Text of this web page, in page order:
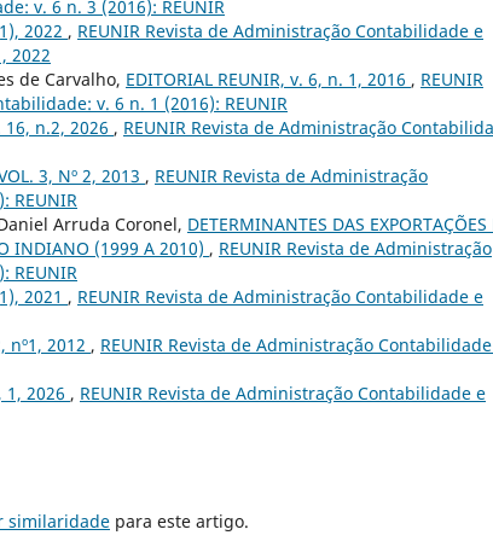
v. 6 n. 3 (2016): REUNIR
2022 , REUNIR Revista de Administração Contabilidade e
2022
de Carvalho, EDITORIAL REUNIR, v. 6, n. 1, 2016 , REUNIR
v. 6 n. 1 (2016): REUNIR
n.2, 2026 , REUNIR Revista de Administração
3, Nº 2, 2013 , REUNIR Revista de Administração
REUNIR
Arruda Coronel, DETERMINANTES DAS EXPORTAÇÕES
INDIANO (1999 A 2010) , REUNIR Revista de Administração
REUNIR
2021 , REUNIR Revista de Administração Contabilidade e
nº1, 2012 , REUNIR Revista de Administração
1, 2026 , REUNIR Revista de Administração Contabilidade e
similaridade para este artigo.